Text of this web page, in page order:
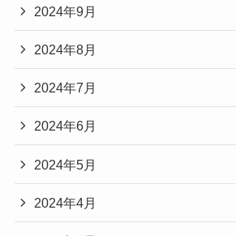
2024年9月
2024年8月
2024年7月
2024年6月
2024年5月
2024年4月